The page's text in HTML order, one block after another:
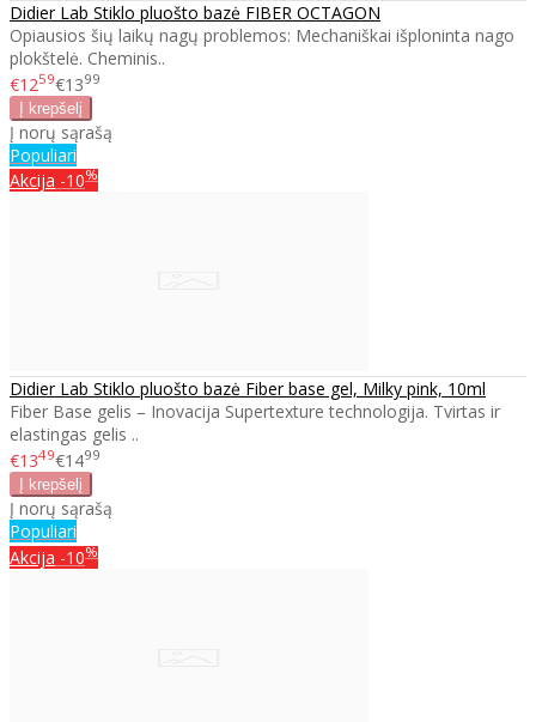
Didier Lab Stiklo pluošto bazė FIBER OCTAGON
Opiausios šių laikų nagų problemos: Mechaniškai išploninta nago
plokštelė. Cheminis..
€1259€1399
Į norų sąrašą
Populiari
Akcija -10%
Didier Lab Stiklo pluošto bazė Fiber base gel, Milky pink, 10ml
Fiber Base gelis – Inovacija Supertexture technologija. Tvirtas ir
elastingas gelis ..
€1349€1499
Į norų sąrašą
Populiari
Akcija -10%